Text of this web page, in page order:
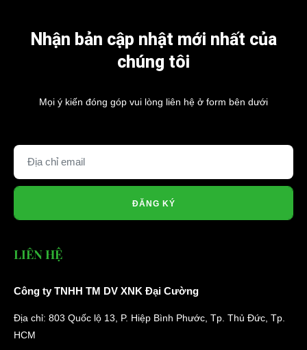
Nhận bản cập nhật mới nhất của
chúng tôi
Mọi ý kiến đóng góp vui lòng liên hệ ở form bên dưới
ĐĂNG KÝ
LIÊN HỆ
Công ty TNHH TM DV XNK Đại Cường
Địa chỉ: 803 Quốc lộ 13, P. Hiệp Bình Phước, Tp. Thủ Đức, Tp.
HCM